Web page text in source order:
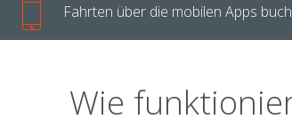
Fahrten über die mobilen Apps
Wie